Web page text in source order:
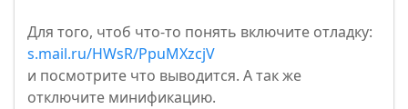
Для того, чтоб что-то понять включите отладку:
s.mail.ru/HWsR/PpuMXzcjV
и посмотрите что выводится. А так же
отключите минификацию.